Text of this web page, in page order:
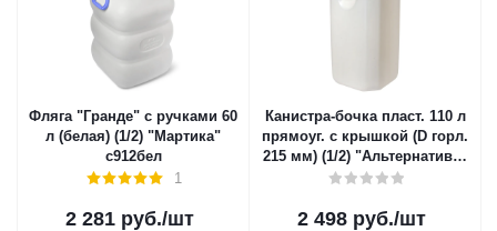
Фляга "Гранде" с ручками 60
л (белая) (1/2) "Мартика"
с912бел
1
2 281руб./шт
Канистра-бочка пласт. 110 л
прямоуг. с крышкой (D горл.
215 мм) (1/2) "Альтернатива"
м410
2 498руб./шт